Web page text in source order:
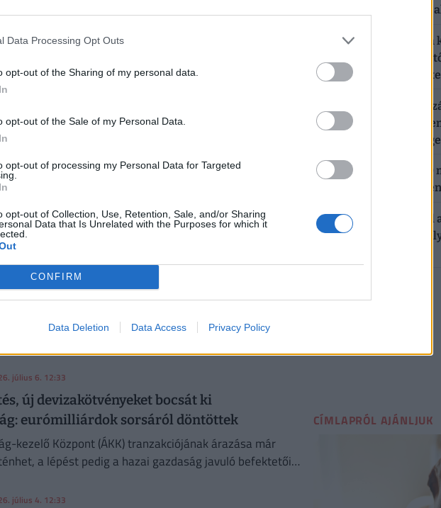
Data Processing Opt Outs
opt-out of the Sharing of my personal data.
opt-out of the Sale of my Personal Data.
opt-out of processing my Personal Data for Targeted
opt-out of Collection, Use, Retention, Sale, and/or Sharing
Data that Is Unrelated with the Purposes for which it
CONFIRM
Data Deletion Data Access Privacy Policy
is alulértékelt a dollárral szemben, az alulértékeltség
tizenkét éve nem látott legalacsonyabb szintre
július 24. 07:59
reggel
árfolyama a főbb devizákkal szemben péntek reggel a
képest a nemzetközi bankközi devizapiacon.
a devizapiacon: meglepő dolog történt a
órákban
a forint jegyzése kedd reggel a főbb devizákkal
estéhez képest a nemzetközi devizakereskedelemben.
július 6. 12:33
új devizakötvényeket bocsát ki
eurómilliárdok sorsáról döntöttek
kezelő Központ (ÁKK) tranzakciójának árazása már
a lépést pedig a hazai gazdaság javuló befektetői
július 4. 12:33
erről hallani se
Érik a botrány a
többekhez
kórházba
Fajsúlyos
rendelőkben:
erre készül
16:17
Döbbenetes: 40
kaphat az F1-
16:00
Mennyibe kerül
Vezetői
CÍMLAPRÓL AJÁNLJUK